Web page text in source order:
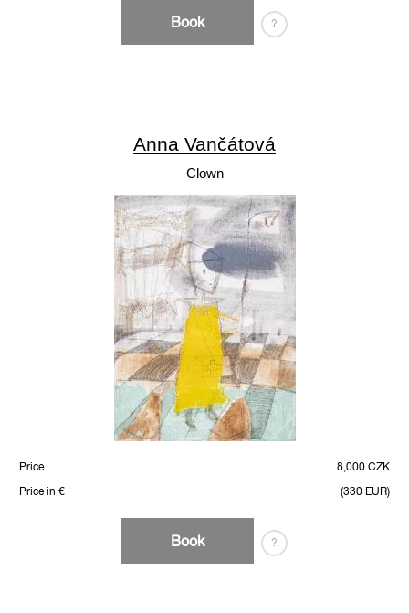
Book ?
Anna Vančátová
Clown
Price
8,000 CZK
Price in €
(330 EUR)
Book ?